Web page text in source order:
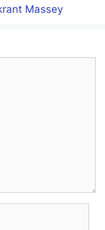
Massey